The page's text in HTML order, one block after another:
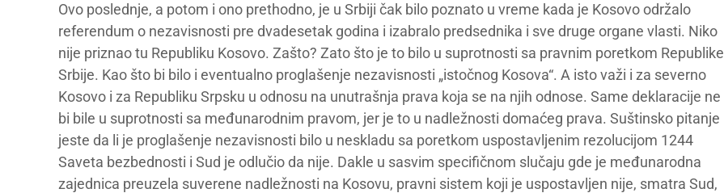
Ovo poslednje, a potom i ono prethodno, je u Srbiji čak bilo poznato u vreme kada je Kosovo održalo
referendum o nezavisnosti pre dvadesetak godina i izabralo predsednika i sve druge organe vlasti. Niko
nije priznao tu Republiku Kosovo. Zašto? Zato što je to bilo u suprotnosti sa pravnim poretkom Republike
Srbije. Kao što bi bilo i eventualno proglašenje nezavisnosti „istočnog Kosova“. A isto važi i za severno
Kosovo i za Republiku Srpsku u odnosu na unutrašnja prava koja se na njih odnose. Same deklaracije ne
bi bile u suprotnosti sa međunarodnim pravom, jer je to u nadležnosti domaćeg prava. Suštinsko pitanje
jeste da li je proglašenje nezavisnosti bilo u neskladu sa poretkom uspostavljenim rezolucijom 1244
Saveta bezbednosti i Sud je odlučio da nije. Dakle u sasvim specifičnom slučaju gde je međunarodna
zajednica preuzela suverene nadležnosti na Kosovu, pravni sistem koji je uspostavljen nije, smatra Sud,